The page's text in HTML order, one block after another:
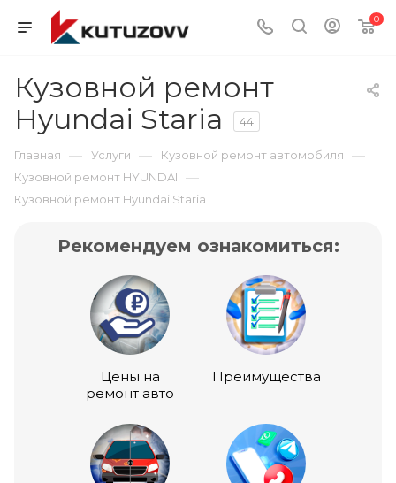
0
Кузовной ремонт
Hyundai Staria
44
Главная — Услуги — Кузовной ремонт автомобиля —
Кузовной ремонт HYUNDAI —
Кузовной ремонт Hyundai Staria
Рекомендуем ознакомиться:
Цены на
ремонт авто
Преимущества